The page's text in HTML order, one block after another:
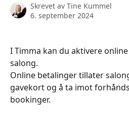
Skrevet av Tine Kummel
6. september 2024
I Timma kan du aktivere
salong.
Online betalinger tillater
gavekort og å ta imot
bookinger.